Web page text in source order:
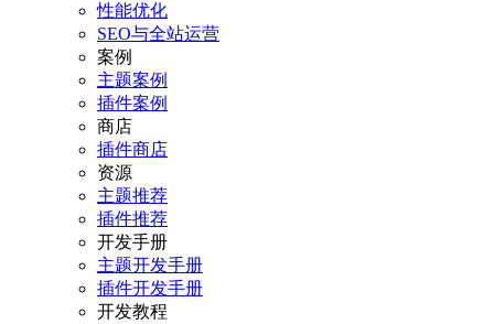
性能优化
SEO与全站运营
案例
主题案例
插件案例
商店
插件商店
资源
主题推荐
插件推荐
开发手册
主题开发手册
插件开发手册
开发教程